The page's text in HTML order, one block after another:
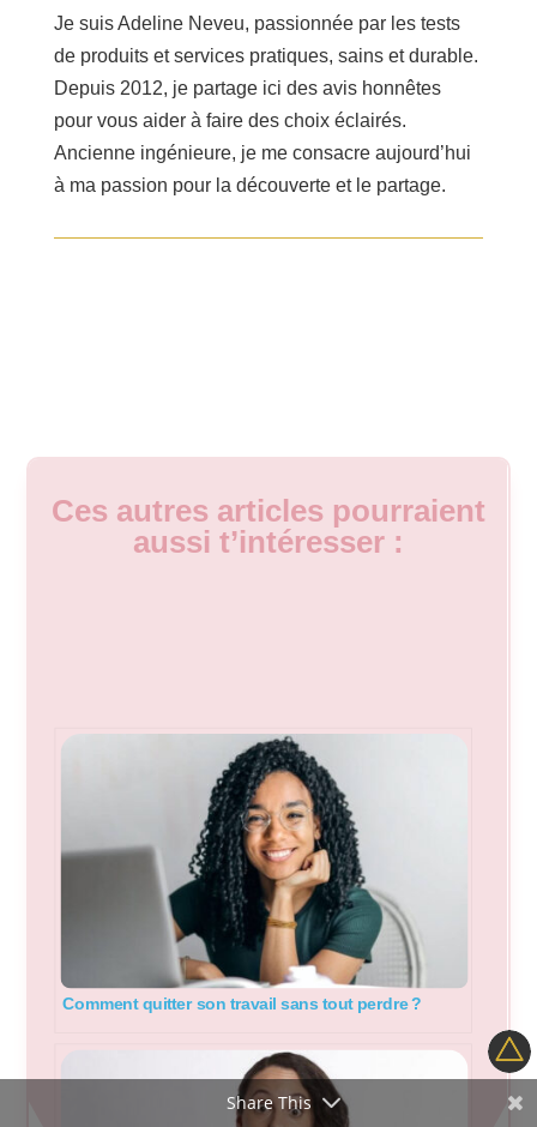
Je suis Adeline Neveu, passionnée par les tests
de produits et services pratiques, sains et durable.
Depuis 2012, je partage ici des avis honnêtes
pour vous aider à faire des choix éclairés.
Ancienne ingénieure, je me consacre aujourd’hui
à ma passion pour la découverte et le partage.
Ces autres articles pourraient
aussi t’intéresser :
Comment quitter son travail sans tout perdre ?
Share This